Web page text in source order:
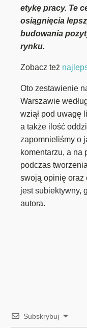
etykę pracy. Te
osiągnięcia
budowania
rynku.
Zobacz też
Oto zestawienie
Warszawie
wziął pod uwagę
a także ilość
zapomnieliśmy o
komentarzu, a na
podczas
swoją opinię oraz
jest subiektywny,
autora.
Subskrybuj